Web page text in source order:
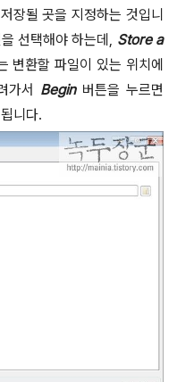
장될 곳을 지정하는 것입니
선택해야 하는데 , Store a
변환할 파일이 있는 위치에
가서 Begin 버튼을 누르면
니다.